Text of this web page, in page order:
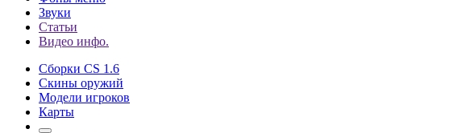
Звуки
Статьи
Видео инфо.
Сборки CS 1.6
Скины оружий
Модели игроков
Карты